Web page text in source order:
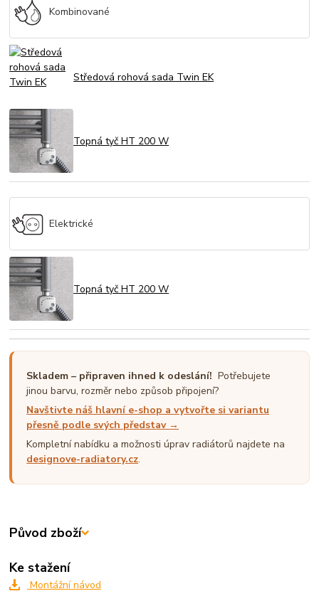
Kombinované
Středová rohová sada Twin EK
Topná tyč HT 200 W
Elektrické
Topná tyč HT 200 W
Skladem – připraven ihned k odeslání! Potřebujete
jinou barvu, rozměr nebo způsob připojení?
Navštivte náš hlavní e-shop a vytvořte si variantu
přesně podle svých představ →
Kompletní nabídku a možnosti úprav radiátorů najdete na
designove-radiatory.cz.
Původ zboží
Ke stažení
Montážní návod